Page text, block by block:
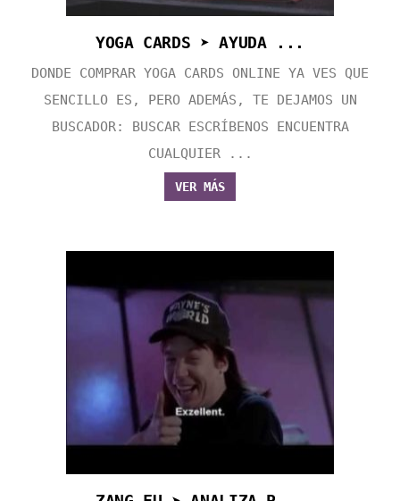
YOGA CARDS ➤ AYUDA ...
DONDE COMPRAR YOGA CARDS ONLINE YA VES QUE
SENCILLO ES, PERO ADEMÁS, TE DEJAMOS UN
BUSCADOR: BUSCAR ESCRÍBENOS ENCUENTRA
CUALQUIER ...
VER MÁS